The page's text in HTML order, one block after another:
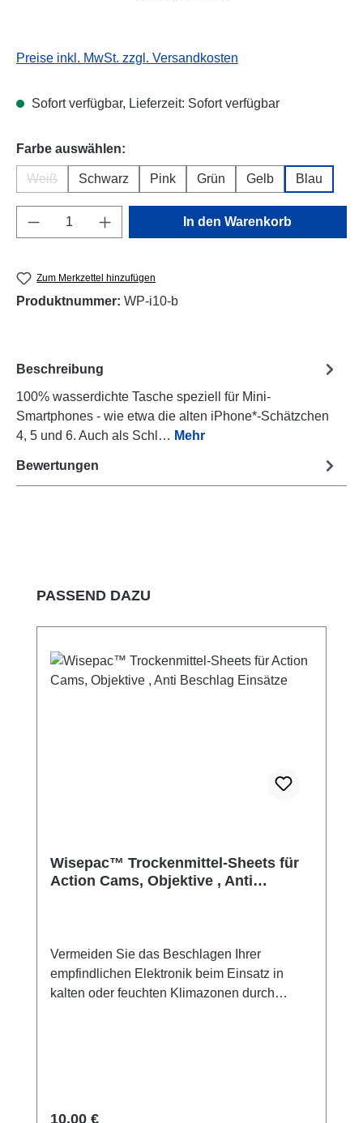
Preise inkl. MwSt. zzgl. Versandkosten
Sofort verfügbar, Lieferzeit: Sofort verfügbar
Farbe auswählen:
Weiß Schwarz Pink Grün Gelb Blau
Produkt Anzahl: Gib den gewünschten
In den Warenkorb
Zum Merkzettel hinzufügen
Produktnummer: WP-i10-b
Beschreibung
100% wasserdichte Tasche speziell für Mini-
Smartphones - wie etwa die alten iPhone*-Schätzchen
4, 5 und 6. Auch als Schl… Mehr
Bewertungen
Produktgalerie überspringen
PASSEND DAZU
Wisepac™ Trockenmittel-Sheets für
Action Cams, Objektive , Anti
Vermeiden Sie das Beschlagen Ihrer
empfindlichen Elektronik beim Einsatz in
kalten oder feuchten Klimazonen durch
Regulärer Preis:
10,00 €